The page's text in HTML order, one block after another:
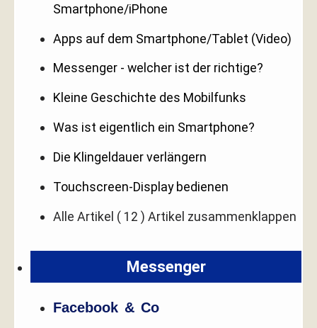
Smartphone/iPhone
Apps auf dem Smartphone/Tablet (Video)
Messenger - welcher ist der richtige?
Kleine Geschichte des Mobilfunks
Was ist eigentlich ein Smartphone?
Die Klingeldauer verlängern
Touchscreen-Display bedienen
Alle Artikel ( 12 ) Artikel zusammenklappen
Messenger
Facebook & Co